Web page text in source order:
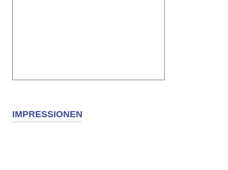
IMPRESSIONEN